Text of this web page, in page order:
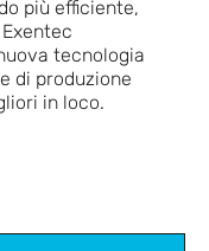
più efficiente,
Exentec
tecnologia
di produzione
in loco.